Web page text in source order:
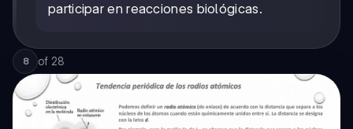
participar en reacciones biológicas.
8 of 28